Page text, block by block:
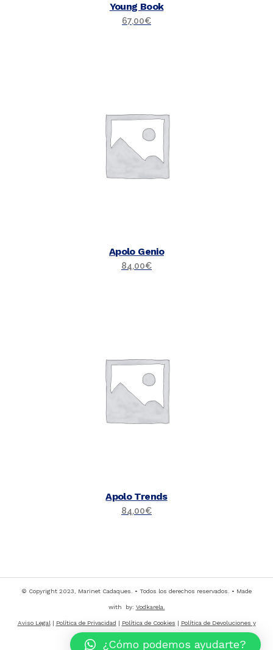
Young Book
67,00€
Apolo Genio
84,00€
Apolo Trends
84,00€
© Copyright 2023, Marinet Cadaques. • Todos los derechos reservados. • Made
with by: Vodkarela.
Aviso Legal | Política de Privacidad | Política de Cookies | Política de Devoluciones y
Cancelaciones
¿Cómo podemos ayudarte?